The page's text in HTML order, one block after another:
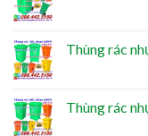
Thùng rác
Thùng rác